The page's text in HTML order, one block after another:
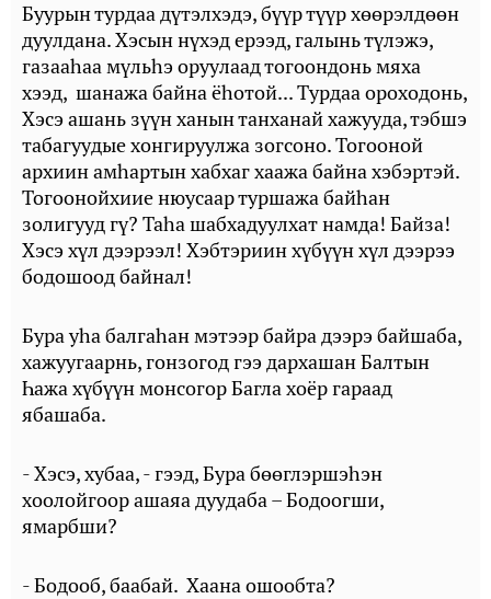
Буурын турдаа дүтэлхэдэ, бүүр түүр хөөрэлдөөн
дуулдана. Хэсын нүхэд ерээд, галынь түлэжэ,
газааһаа мүльһэ оруулаад тогоондонь мяха
хээд, шанажа байна ёһотой... Турдаа ороходонь,
Хэсэ ашань зүүн ханын танханай хажууда, тэбшэ
табагуудые хонгируулжа зогсоно. Тогооной
архиин амһартын хабхаг хаажа байна хэбэртэй.
Тогоонойхиие нюусаар туршажа байһан
золигууд гү? Таһа шабхадуулхат намда! Байза!
Хэсэ хүл дээрээл! Хэбтэриин хүбүүн хүл дээрээ
бодошоод байнал!
Бура уһа балгаһан мэтээр байра дээрэ байшаба,
хажуугаарнь, гонзогод гээ дархашан Балтын
Һажа хүбүүн монсогор Багла хоёр гараад
ябашаба.
- Хэсэ, хубаа, - гээд, Бура бөөглэршэһэн
хоолойгоор ашаяа дуудаба – Бодоогши,
ямарбши?
- Бодооб, баабай. Хаана ошообта?